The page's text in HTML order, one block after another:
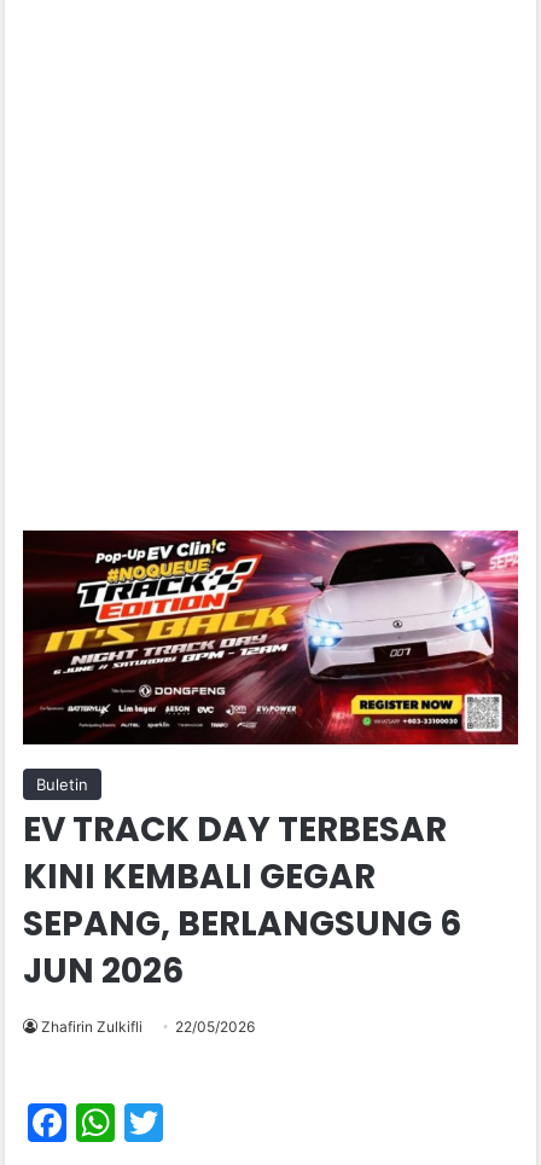
Buletin
EV TRACK DAY TERBESAR
KINI KEMBALI GEGAR
SEPANG, BERLANGSUNG 6
JUN 2026
Zhafirin Zulkifli 22/05/2026
F
W